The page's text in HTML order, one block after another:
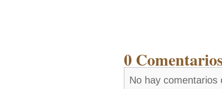
0
No hay comentarios